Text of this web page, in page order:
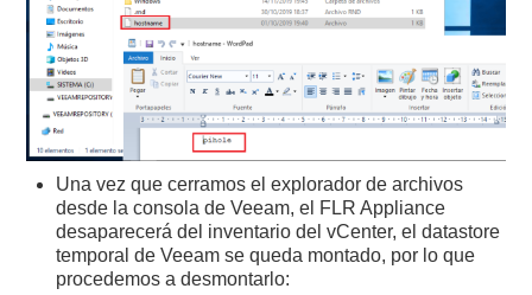
Una vez que cerramos el explorador de archivos
desde la consola de Veeam, el FLR Appliance
desaparecerá del inventario del vCenter, el datastore
temporal de Veeam se queda montado, por lo que
procedemos a desmontarlo: